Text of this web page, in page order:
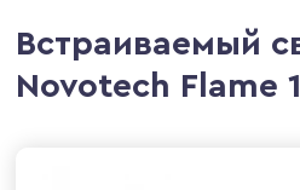
Встраиваемый
Novotech Flame